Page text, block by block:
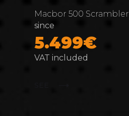
Macbor 500 Scrambler
since
5.499€
VAT included